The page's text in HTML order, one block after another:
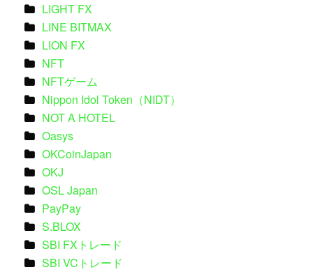
LIGHT FX
LINE BITMAX
LION FX
NFT
NFTゲーム
Nippon Idol Token（NIDT）
NOT A HOTEL
Oasys
OKCoinJapan
OKJ
OSL Japan
PayPay
S.BLOX
SBI FXトレード
SBI VCトレード